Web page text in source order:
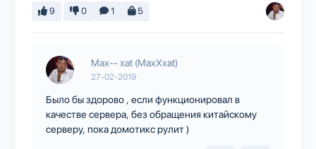
9 0 1 5
Max-- xat (MaxXxat)
27-02-2019
Было бы здорово , если функционировал в
качестве сервера, без обращения китайскому
серверу, пока домотикс рулит )